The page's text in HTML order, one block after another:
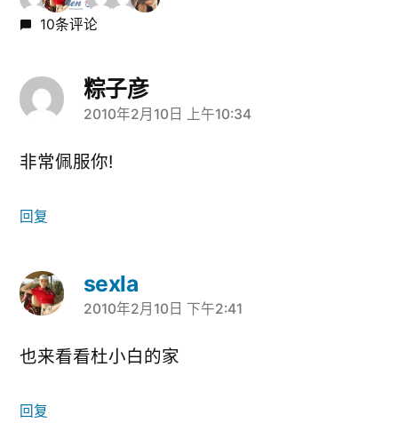
10条评论
粽子彦
说：
2010年2月10日 上午10:34
非常佩服你!
回复
sexla
说：
2010年2月10日 下午2:41
也来看看杜小白的家
回复